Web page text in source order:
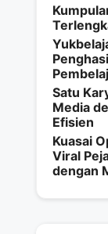
Satu
Media
Efisien
Kuasai
Viral
dengan